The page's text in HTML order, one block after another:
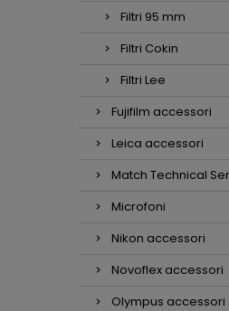
Filtri 95 mm
Filtri Cokin
Filtri Lee
Fujifilm accessori
Leica accessori
Match Technical
Microfoni
Nikon accessori
Novoflex accessori
Olympus accessori